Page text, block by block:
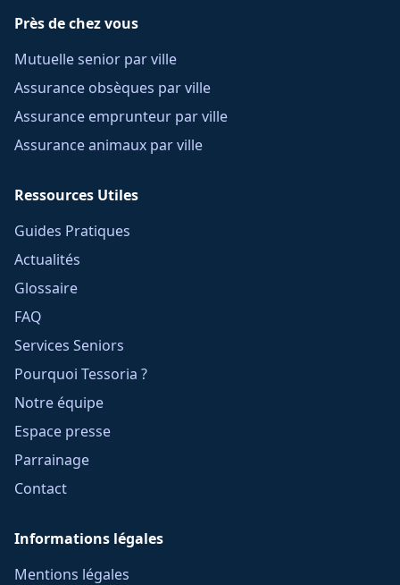
Près de chez vous
Mutuelle senior par ville
Assurance obsèques par ville
Assurance emprunteur par ville
Assurance animaux par ville
Ressources Utiles
Guides Pratiques
Actualités
Glossaire
FAQ
Services Seniors
Pourquoi Tessoria ?
Notre équipe
Espace presse
Parrainage
Contact
Informations légales
Mentions légales